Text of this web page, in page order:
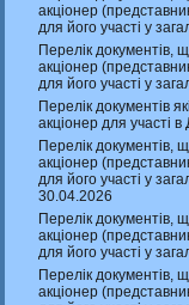
акціонер
для його участі у
Перелік документів,
акціонер
для його участі у
Перелік документів
акціонер для участі
Перелік документів,
акціонер
для його участі у
30.04.2026
Перелік документів,
акціонер
для його участі у
Перелік документів,
акціонер